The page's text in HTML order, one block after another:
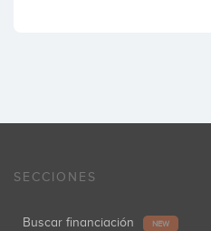
SECCIONES
Buscar financiación NEW